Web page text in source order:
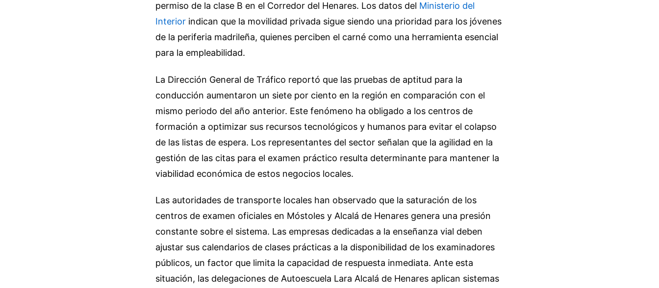
permiso de la clase B en el Corredor del Henares. Los datos del Ministerio del
Interior indican que la movilidad privada sigue siendo una prioridad para los jóvenes
de la periferia madrileña, quienes perciben el carné como una herramienta esencial
para la empleabilidad.
La Dirección General de Tráfico reportó que las pruebas de aptitud para la
conducción aumentaron un siete por ciento en la región en comparación con el
mismo periodo del año anterior. Este fenómeno ha obligado a los centros de
formación a optimizar sus recursos tecnológicos y humanos para evitar el colapso
de las listas de espera. Los representantes del sector señalan que la agilidad en la
gestión de las citas para el examen práctico resulta determinante para mantener la
viabilidad económica de estos negocios locales.
Las autoridades de transporte locales han observado que la saturación de los
centros de examen oficiales en Móstoles y Alcalá de Henares genera una presión
constante sobre el sistema. Las empresas dedicadas a la enseñanza vial deben
ajustar sus calendarios de clases prácticas a la disponibilidad de los examinadores
públicos, un factor que limita la capacidad de respuesta inmediata. Ante esta
situación, las delegaciones de Autoescuela Lara Alcalá de Henares aplican sistemas